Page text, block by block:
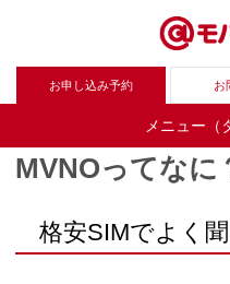
お申し込み予約 お
メニュー（
MVNOってなに
格安SIMでよく